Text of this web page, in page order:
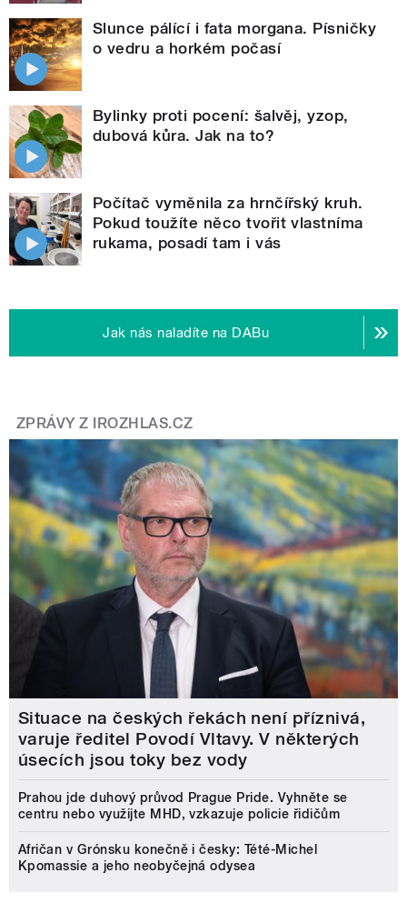
Slunce pálící i fata morgana. Písničky
o vedru a horkém počasí
Bylinky proti pocení: šalvěj, yzop,
dubová kůra. Jak na to?
Počítač vyměnila za hrnčířský kruh.
Pokud toužíte něco tvořit vlastníma
rukama, posadí tam i vás
Jak nás naladíte na DABu
ZPRÁVY Z IROZHLAS.CZ
Situace na českých řekách není příznivá,
varuje ředitel Povodí Vltavy. V některých
úsecích jsou toky bez vody
Prahou jde duhový průvod Prague Pride. Vyhněte se
centru nebo využijte MHD, vzkazuje policie řidičům
Afričan v Grónsku konečně i česky: Tété-Michel
Kpomassie a jeho neobyčejná odysea